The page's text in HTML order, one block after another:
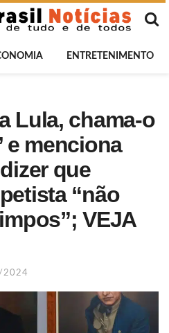
ENTRETENIMENTO
Lula, chama-o
e menciona
que
“não
VEJA
2024